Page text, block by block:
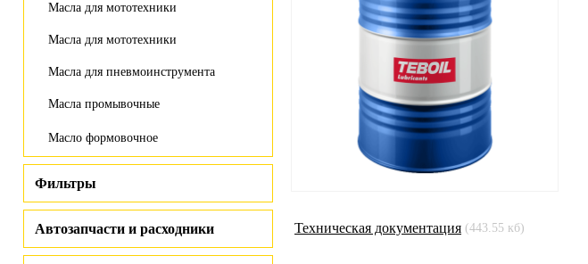
Масла для мототехники
Масла для мототехники
Масла для пневмоинструмента
Масла промывочные
Масло формовочное
Фильтры
Автозапчасти и расходники Техническая документация (443.55 кб)